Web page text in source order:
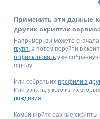
Применить эти данные
других скриптах
Например, вы можете сначала
групп, а потом перейти в
отфильтровать уже собранную
городу.
Или собрать их профили в
Или узнать, у кого из их
рождения.
Комбинирйте разные